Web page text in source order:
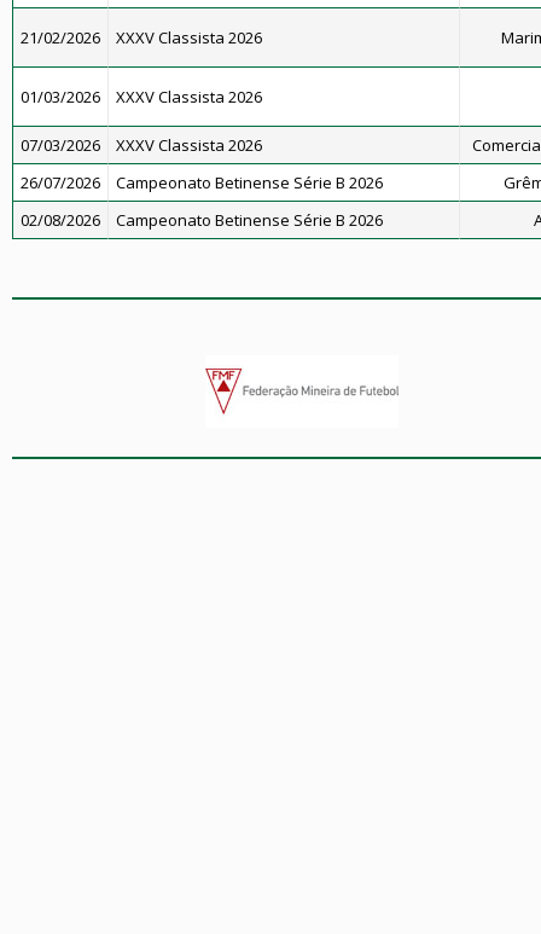
21/02/2026 XXXV Classista 2026
01/03/2026 XXXV Classista 2026
07/03/2026 XXXV Classista 2026
26/07/2026
Campeonato Betinense Série B 2026
02/08/2026
Campeonato Betinense Série B 2026